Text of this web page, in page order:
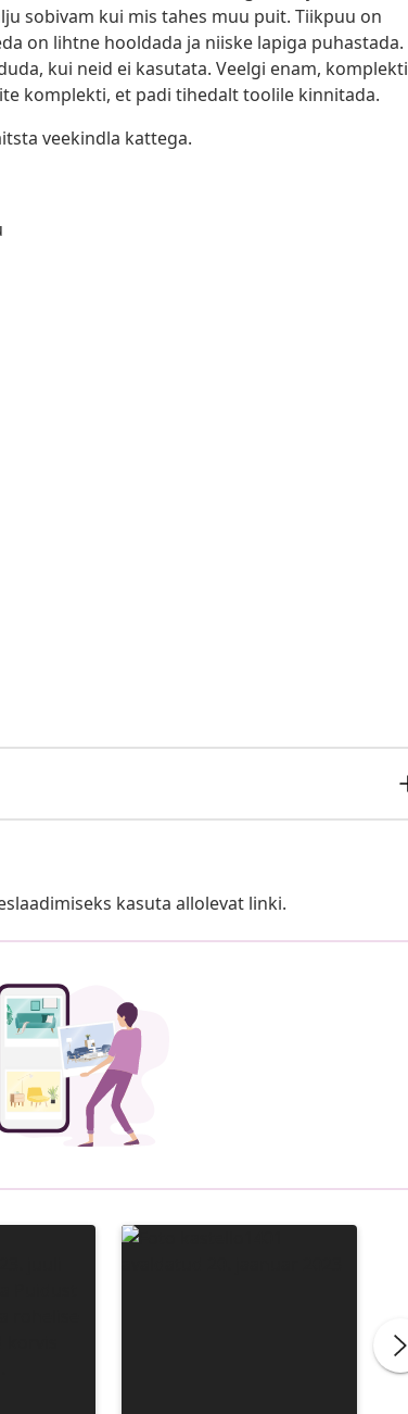
sobivam kui mis tahes muu puit. Tiikpuu on
on lihtne hooldada ja niiske lapiga puhastada.
kui neid ei kasutata. Veelgi enam, komplekti
komplekti, et padi tihedalt toolile kinnitada.
veekindla kattega.
kasuta allolevat linki.